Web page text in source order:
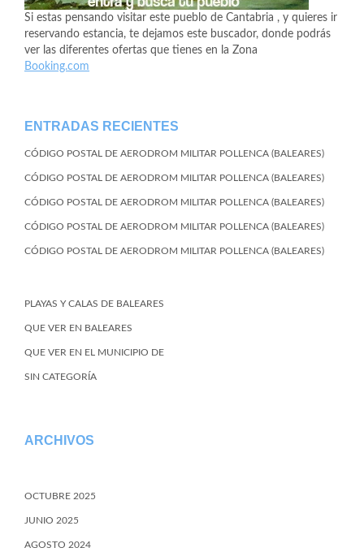
Si estas pensando visitar este pueblo de Cantabria , y quieres ir
reservando estancia, te dejamos este buscador, donde podrás
ver las diferentes ofertas que tienes en la Zona
Booking.com
ENTRADAS RECIENTES
CÓDIGO POSTAL DE AERODROM MILITAR POLLENCA (BALEARES)
CÓDIGO POSTAL DE AERODROM MILITAR POLLENCA (BALEARES)
CÓDIGO POSTAL DE AERODROM MILITAR POLLENCA (BALEARES)
CÓDIGO POSTAL DE AERODROM MILITAR POLLENCA (BALEARES)
CÓDIGO POSTAL DE AERODROM MILITAR POLLENCA (BALEARES)
PLAYAS Y CALAS DE BALEARES
QUE VER EN BALEARES
QUE VER EN EL MUNICIPIO DE
SIN CATEGORÍA
ARCHIVOS
OCTUBRE 2025
JUNIO 2025
AGOSTO 2024